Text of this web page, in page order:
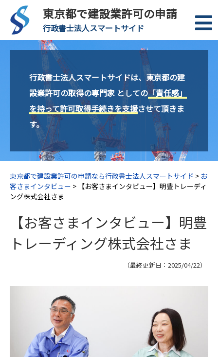
東京都で建設業許可の申請
行政書士法人スマートサイド
行政書士法人スマートサイドは、東京都の建
設業許可の取得の専門家 としての「責任感」
を持って許可取得手続きを支援させて頂きま
す。
東京都で建設業許可の申請なら行政書士法人スマートサイド > お
客さまインタビュー > 【お客さまインタビュー】明豊トレーディ
ング株式会社さま
【お客さまインタビュー】明豊
トレーディング株式会社さま
（最終更新日： 2025/04/22）